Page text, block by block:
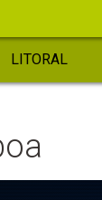
LITORAL